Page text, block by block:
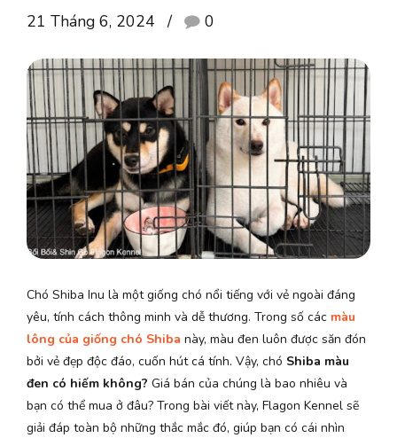
21 Tháng 6, 2024 0
Chó Shiba Inu là một giống chó nổi tiếng với vẻ ngoài đáng
yêu, tính cách thông minh và dễ thương. Trong số các màu
lông của giống chó Shiba này, màu đen luôn được săn đón
bởi vẻ đẹp độc đáo, cuốn hút cá tính. Vậy, chó Shiba màu
đen có hiếm không? Giá bán của chúng là bao nhiêu và
bạn có thể mua ở đâu? Trong bài viết này, Flagon Kennel sẽ
giải đáp toàn bộ những thắc mắc đó, giúp bạn có cái nhìn